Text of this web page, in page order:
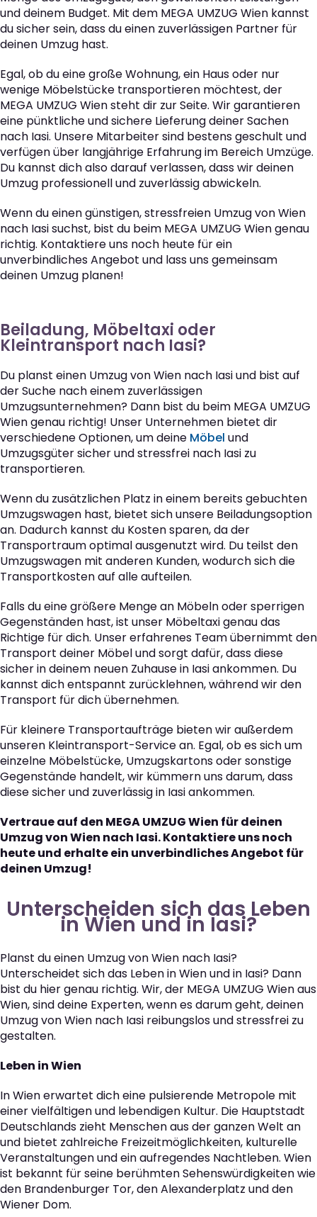
und deinem Budget. Mit dem MEGA UMZUG Wien kannst
du sicher sein, dass du einen zuverlässigen Partner für
deinen Umzug hast.
Egal, ob du eine große Wohnung, ein Haus oder nur
wenige Möbelstücke transportieren möchtest, der
MEGA UMZUG Wien steht dir zur Seite. Wir garantieren
eine pünktliche und sichere Lieferung deiner Sachen
nach Iasi. Unsere Mitarbeiter sind bestens geschult und
verfügen über langjährige Erfahrung im Bereich Umzüge.
Du kannst dich also darauf verlassen, dass wir deinen
Umzug professionell und zuverlässig abwickeln.
Wenn du einen günstigen, stressfreien Umzug von Wien
nach Iasi suchst, bist du beim MEGA UMZUG Wien genau
richtig. Kontaktiere uns noch heute für ein
unverbindliches Angebot und lass uns gemeinsam
deinen Umzug planen!
Beiladung, Möbeltaxi oder
Kleintransport nach Iasi?
Du planst einen Umzug von Wien nach Iasi und bist auf
der Suche nach einem zuverlässigen
Umzugsunternehmen? Dann bist du beim MEGA UMZUG
Wien genau richtig! Unser Unternehmen bietet dir
verschiedene Optionen, um deine Möbel und
Umzugsgüter sicher und stressfrei nach Iasi zu
transportieren.
Wenn du zusätzlichen Platz in einem bereits gebuchten
Umzugswagen hast, bietet sich unsere Beiladungsoption
an. Dadurch kannst du Kosten sparen, da der
Transportraum optimal ausgenutzt wird. Du teilst den
Umzugswagen mit anderen Kunden, wodurch sich die
Transportkosten auf alle aufteilen.
Falls du eine größere Menge an Möbeln oder sperrigen
Gegenständen hast, ist unser Möbeltaxi genau das
Richtige für dich. Unser erfahrenes Team übernimmt den
Transport deiner Möbel und sorgt dafür, dass diese
sicher in deinem neuen Zuhause in Iasi ankommen. Du
kannst dich entspannt zurücklehnen, während wir den
Transport für dich übernehmen.
Für kleinere Transportaufträge bieten wir außerdem
unseren Kleintransport-Service an. Egal, ob es sich um
einzelne Möbelstücke, Umzugskartons oder sonstige
Gegenstände handelt, wir kümmern uns darum, dass
diese sicher und zuverlässig in Iasi ankommen.
Vertraue auf den MEGA UMZUG Wien für deinen
Umzug von Wien nach Iasi. Kontaktiere uns noch
heute und erhalte ein unverbindliches Angebot für
deinen Umzug!
Unterscheiden sich das Leben
in Wien und in Iasi?
Planst du einen Umzug von Wien nach Iasi?
Unterscheidet sich das Leben in Wien und in Iasi? Dann
bist du hier genau richtig. Wir, der MEGA UMZUG Wien aus
Wien, sind deine Experten, wenn es darum geht, deinen
Umzug von Wien nach Iasi reibungslos und stressfrei zu
gestalten.
Leben in Wien
In Wien erwartet dich eine pulsierende Metropole mit
einer vielfältigen und lebendigen Kultur. Die Hauptstadt
Deutschlands zieht Menschen aus der ganzen Welt an
und bietet zahlreiche Freizeitmöglichkeiten, kulturelle
Veranstaltungen und ein aufregendes Nachtleben. Wien
ist bekannt für seine berühmten Sehenswürdigkeiten wie
den Brandenburger Tor, den Alexanderplatz und den
Wiener Dom.